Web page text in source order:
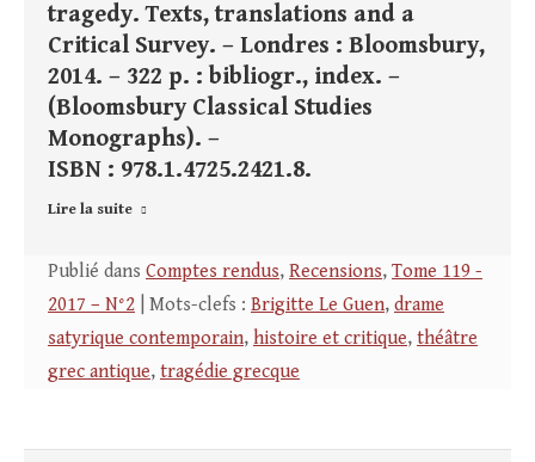
tragedy. Texts, translations and a
Critical Survey. – Londres : Bloomsbury,
2014. – 322 p. : bibliogr., index. –
(Bloomsbury Classical Studies
Monographs). –
ISBN : 978.1.4725.2421.8.
Lire la suite
Publié dans Comptes rendus, Recensions, Tome 119 -
2017 – N°2 | Mots-clefs : Brigitte Le Guen, drame
satyrique contemporain, histoire et critique, théâtre
grec antique, tragédie grecque